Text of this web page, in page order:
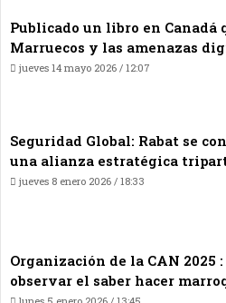
Publicado un libro en Canadá
Marruecos y las amenazas
jueves 14 mayo 2026 / 12:07
Seguridad Global: Rabat se
una alianza estratégica
jueves 8 enero 2026 / 18:33
Organización de la CAN 2025
observar el saber hacer